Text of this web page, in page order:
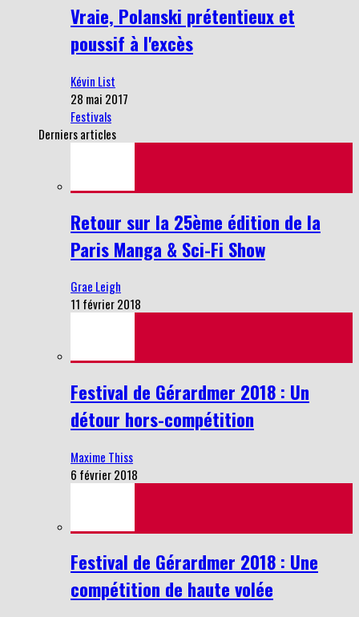
Vraie, Polanski prétentieux et
poussif à l'excès
Kévin List
28 mai 2017
Festivals
Derniers articles
Retour sur la 25ème édition de la
Paris Manga & Sci-Fi Show
Grae Leigh
11 février 2018
Festival de Gérardmer 2018 : Un
détour hors-compétition
Maxime Thiss
6 février 2018
Festival de Gérardmer 2018 : Une
compétition de haute volée